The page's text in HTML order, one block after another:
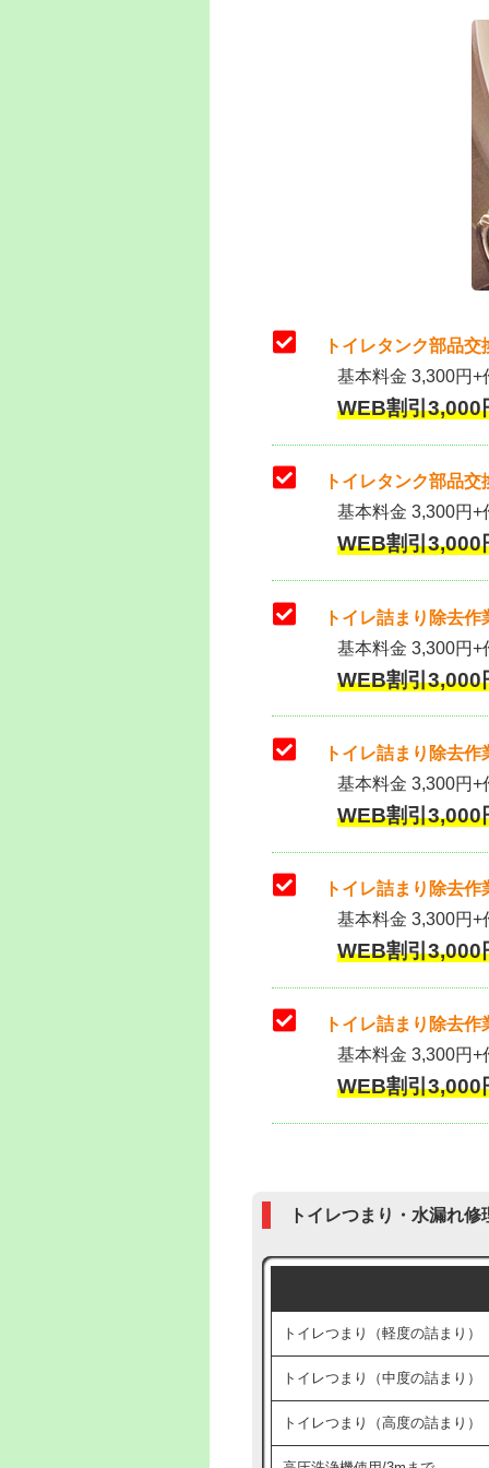
トイレタンク部品
基本料金 3,300円
WEB割引
トイレタンク部品
基本料金 3,300円+
WEB割引
トイレ詰まり除去作
基本料金 3,300円+
WEB割引
トイレ詰まり除去
基本料金 3,300円+
WEB割引
トイレ詰まり除去
基本料金 3,300円+
WEB割引
トイレ詰まり除去
基本料金 3,300円+
WEB割引
トイレつまり・水漏れ
トイレつまり（軽度の詰まり）
トイレつまり（中度の詰まり）
トイレつまり（高度の詰まり）